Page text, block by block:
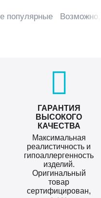
популярные Возможно,
ГАРАНТИЯ
ВЫСОКОГО
КАЧЕСТВА
Максимальная
реалистичность и
гипоаллергенность
изделий.
Оригинальный
товар
сертифицирован,